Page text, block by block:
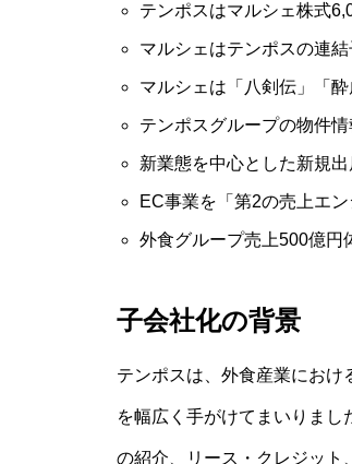
テンポスはマルシェ株式
マルシェはテンポスの連
マルシェは「八剣伝」「
テンポスグループの物件
新業態を中心とした新規
EC事業を「第2の売上エ
外食グループ売上500億円
子会社化の背景
テンポスは、外食産業にお
を幅広く手がけてまいりま
の紹介、リース・クレジット